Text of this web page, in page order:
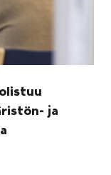
ja